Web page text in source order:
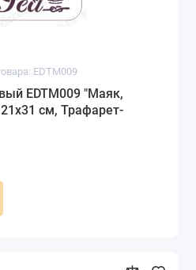
EDTM009
EDTM009 "Маяк,
см, Трафарет-